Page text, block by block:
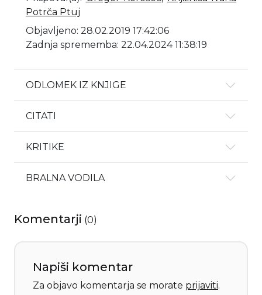
Potrča Ptuj
Objavljeno: 28.02.2019 17:42:06
Zadnja sprememba: 22.04.2024 11:38:19
ODLOMEK IZ KNJIGE
CITATI
KRITIKE
BRALNA VODILA
Komentarji (0)
Napiši komentar
Za objavo komentarja se morate prijaviti.